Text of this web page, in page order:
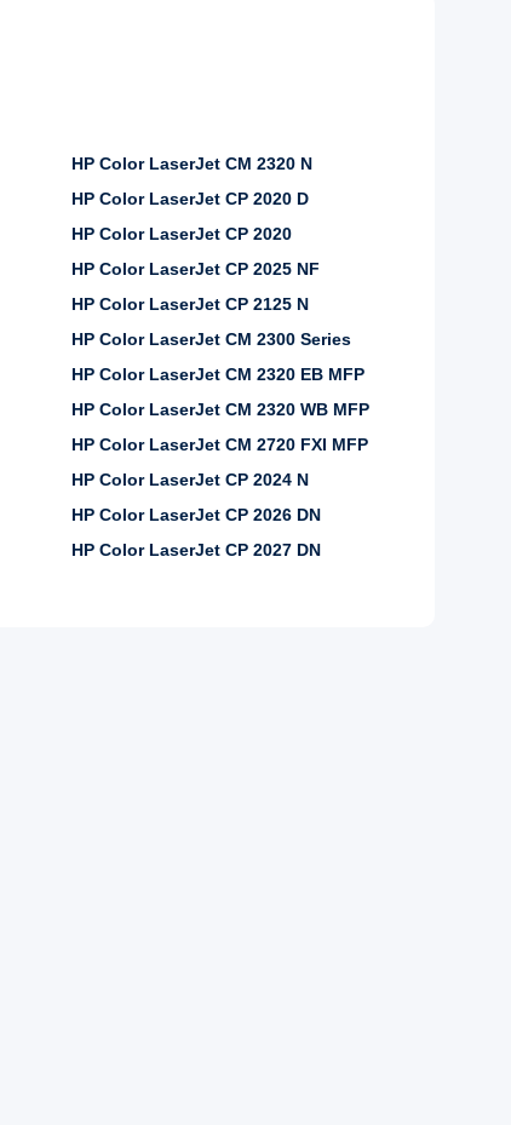
HP Color LaserJet CM 2320 N
HP Color LaserJet CP 2020 D
HP Color LaserJet CP 2020
HP Color LaserJet CP 2025 NF
HP Color LaserJet CP 2125 N
HP Color LaserJet CM 2300 Series
HP Color LaserJet CM 2320 EB MFP
HP Color LaserJet CM 2320 WB MFP
HP Color LaserJet CM 2720 FXI MFP
HP Color LaserJet CP 2024 N
HP Color LaserJet CP 2026 DN
HP Color LaserJet CP 2027 DN